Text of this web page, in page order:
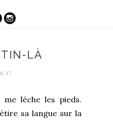
LÀ
lèche les pieds.
sa langue sur la